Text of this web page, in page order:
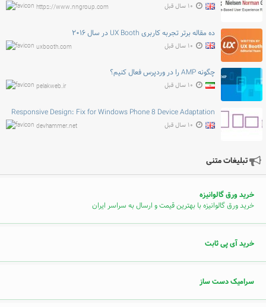
https://www.nngroup.com ۱۰ سال قبل
ده مقاله برتر تجربه کاربری UX Booth در سال ۲۰۱۶
uxbooth.com ۱۰ سال قبل
چگونه AMP را در وردپرس فعال کنیم؟
pelakweb.ir ۱۰ سال قبل
Responsive Design: Fix for Windows Phone 8 Device Adaptation
devhammer.net ۱۰ سال قبل
تبلیغات متنی
خرید ورق گالوانیزه
خرید ورق گالوانیزه با بهترین قیمت و ارسال به سراسر ایران
خرید آی پی ثابت
سرامیک دست ساز